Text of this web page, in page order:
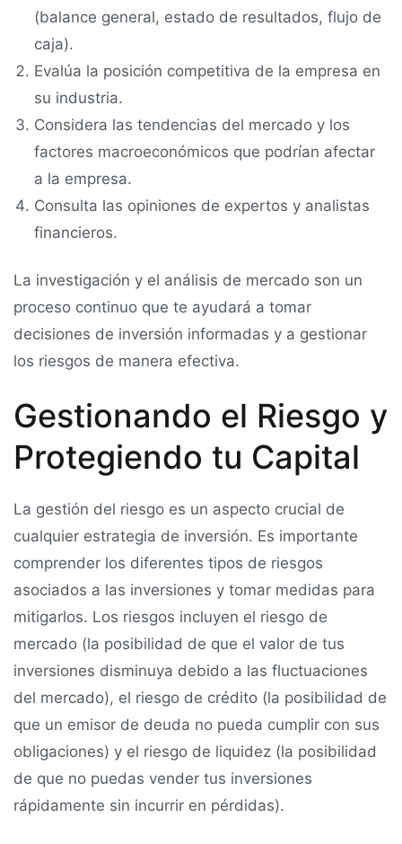
(balance general, estado de resultados, flujo de
caja).
Evalúa la posición competitiva de la empresa en
su industria.
Considera las tendencias del mercado y los
factores macroeconómicos que podrían afectar
a la empresa.
Consulta las opiniones de expertos y analistas
financieros.
La investigación y el análisis de mercado son un
proceso continuo que te ayudará a tomar
decisiones de inversión informadas y a gestionar
los riesgos de manera efectiva.
Gestionando el Riesgo y
Protegiendo tu Capital
La gestión del riesgo es un aspecto crucial de
cualquier estrategia de inversión. Es importante
comprender los diferentes tipos de riesgos
asociados a las inversiones y tomar medidas para
mitigarlos. Los riesgos incluyen el riesgo de
mercado (la posibilidad de que el valor de tus
inversiones disminuya debido a las fluctuaciones
del mercado), el riesgo de crédito (la posibilidad de
que un emisor de deuda no pueda cumplir con sus
obligaciones) y el riesgo de liquidez (la posibilidad
de que no puedas vender tus inversiones
rápidamente sin incurrir en pérdidas).